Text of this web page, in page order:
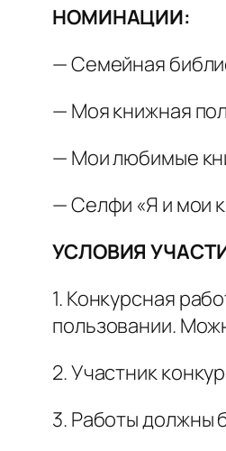
НОМИНАЦИИ:
— Семейная
— Моя книжная
— Мои любимые
— Селфи «Я и мои
УСЛОВИЯ
1. Конкурсная
пользовании.
2. Участник
3. Работы должны